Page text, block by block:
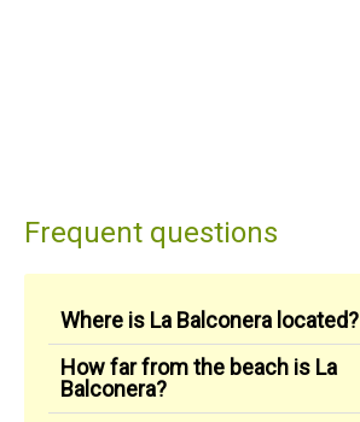
Frequent questions
Where is La Balconera located?
How far from the beach is La
Balconera?